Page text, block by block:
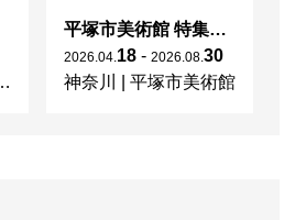
平塚市美術館 特集展 花の表現、その多様性／特別展示 新収蔵品展
2026 04 18 - 2026 08 30
神奈川
平塚市美術館